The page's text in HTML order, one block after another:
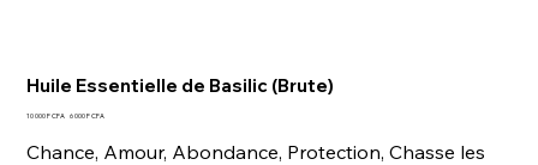
Huile Essentielle de Basilic (Brute)
Prix
10 000 F CFA Prix
6 000 F CFA
Chance, Amour, Abondance, Protection, Chasse les